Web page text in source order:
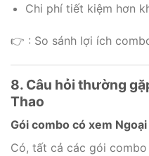
Chi phí tiết kiệm hơn
👉 : So sánh lợi ích
8. Câu hỏi thường
Thao
Gói combo có xem
Có, tất cả các gói